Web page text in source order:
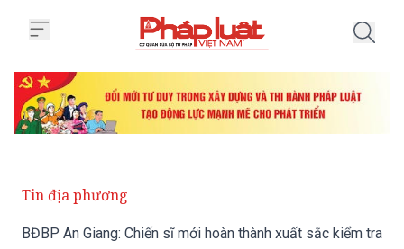
Tin địa phương
BĐBP An Giang: Chiến sĩ mới hoàn thành xuất sắc kiểm tra